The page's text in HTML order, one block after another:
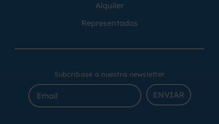
Alquiler
Representadas
Subcribase a nuestra newsletter
ENVIAR